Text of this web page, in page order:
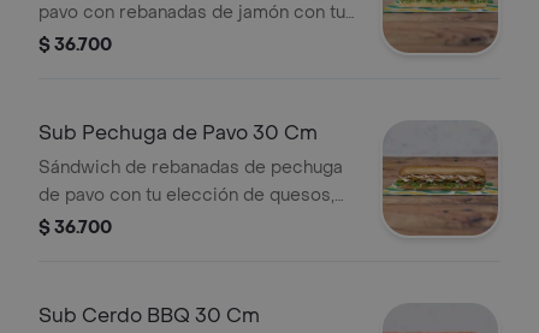
pavo con rebanadas de jamón con tu
elección de quesos, salsas y
$ 36.700
Sub Pechuga de Pavo 30 Cm
Sándwich de rebanadas de pechuga
de pavo con tu elección de quesos,
salsas y vegetales frescos.
$ 36.700
Sub Cerdo BBQ 30 Cm